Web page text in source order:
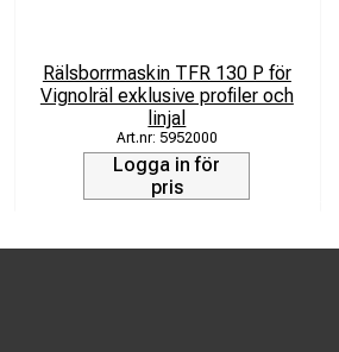
Rälsborrmaskin TFR 130 P för
Vignolräl exklusive profiler och
linjal
5952000
Logga in för
pris